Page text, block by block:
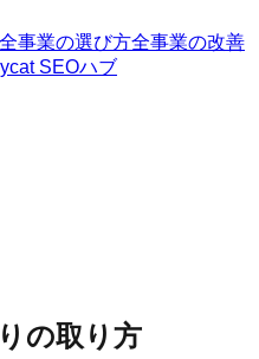
全事業の選び方全事業の改善
SEOハブ
の取り方